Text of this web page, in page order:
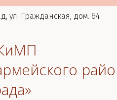
ул. Гражданская, дом. 64